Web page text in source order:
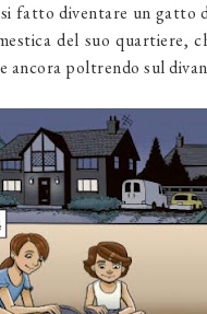
fatto diventare un gatto
del suo quartiere,
ancora poltrendo sul